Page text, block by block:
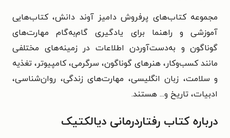
مجموعه کتاب‌های پرفروش دامیز آوند دانش، کتاب‌هایی
آموزشی و راهنما برای یادگیری گام‌به‌گام مهارت‌های
گوناگون و به‌دست‌آوردن اطلاعات در زمینه‌های مختلفی
مانند کسب‌وکار، هنرهای گوناگون، سرگرمی، کامپیوتر، تغذیه
و سلامت، زبان انگلیسی، مهارت‌های زندگی، روان‌شناسی،
ادبیات، تاریخ و... هستند.
درباره کتاب رفتاردرمانی دیالکتیک